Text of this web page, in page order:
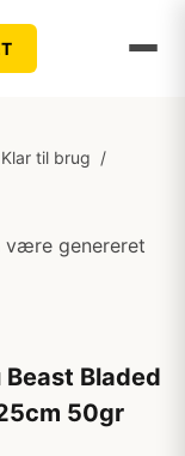
til brug /
være genereret
Beast Bladed
50gr